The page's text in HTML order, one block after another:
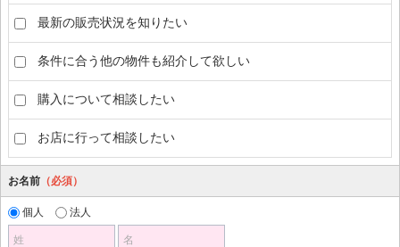
最新の販売状況を知りたい
条件に合う他の物件も紹介して欲しい
購入について相談したい
お店に行って相談したい
お名前 （必須）
個人 法人
姓 名